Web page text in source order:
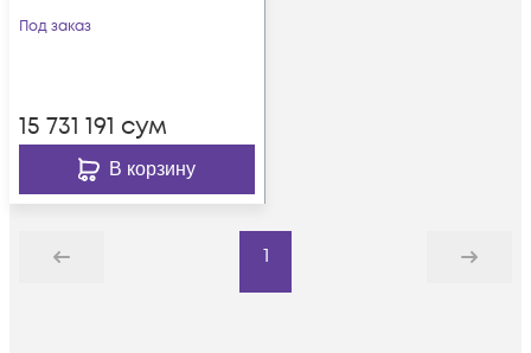
Под заказ
15 731 191 сум
В корзину
Назад
1
Дальше